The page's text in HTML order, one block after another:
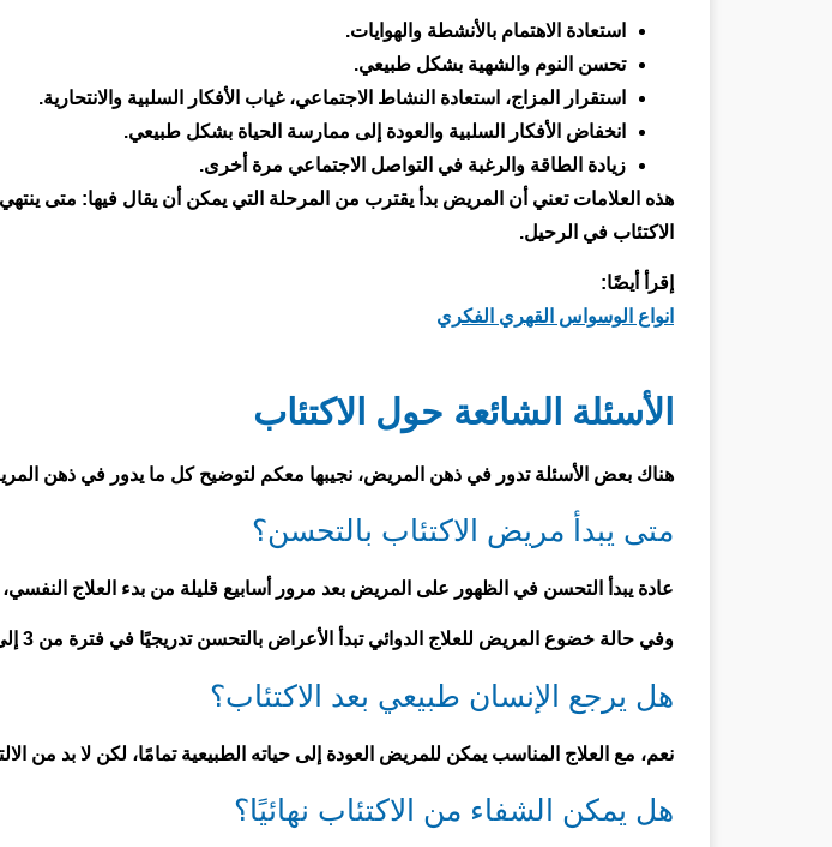
استعادة الاهتمام بالأنشطة والهوايات.
تحسن النوم والشهية بشكل طبيعي.
استقرار المزاج، استعادة النشاط الاجتماعي، غياب الأفكار السلبية والانتحارية.
انخفاض الأفكار السلبية والعودة إلى ممارسة الحياة بشكل طبيعي.
زيادة الطاقة والرغبة في التواصل الاجتماعي مرة أخرى.
هذه العلامات تعني أن المريض بدأ يقترب من المرحلة التي يمكن أن يقال فيها: متى ينتهي
الاكتئاب في الرحيل.
إقرأ أيضًا:
انواع الوسواس القهري الفكري
الأسئلة الشائعة حول الاكتئاب
هناك بعض الأسئلة تدور في ذهن المريض، نجيبها معكم لتوضيح كل ما يدور في ذهن
متى يبدأ مريض الاكتئاب بالتحسن؟
عادة يبدأ التحسن في الظهور على المريض بعد مرور أسابيع قليلة من بدء العلاج النفسي، من 4 إلى 8
وفي حالة خضوع المريض للعلاج الدوائي تبدأ الأعراض بالتحسن تدريجيًا في فترة من 3 إلى 6 أشهر.
هل يرجع الإنسان طبيعي بعد الاكتئاب؟
نعم، مع العلاج المناسب يمكن للمريض العودة إلى حياته الطبيعية تمامًا، لكن لا بد من
هل يمكن الشفاء من الاكتئاب نهائيًا؟